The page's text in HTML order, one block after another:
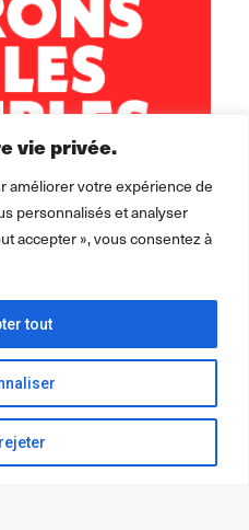
vie privée.
améliorer votre expérience de
personnalisés et analyser
accepter », vous consentez à
tout
pour la collectivité.